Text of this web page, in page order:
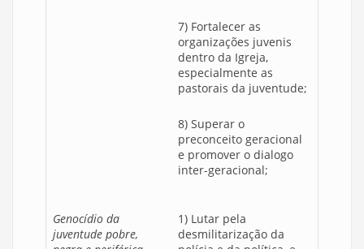
7) Fortalecer as
organizações juvenis
dentro da Igreja,
especialmente as
pastorais da juventude;
8) Superar o
preconceito geracional
e promover o dialogo
inter-geracional;
Genocídio da
juventude pobre,
1) Lutar pela
desmilitarização da